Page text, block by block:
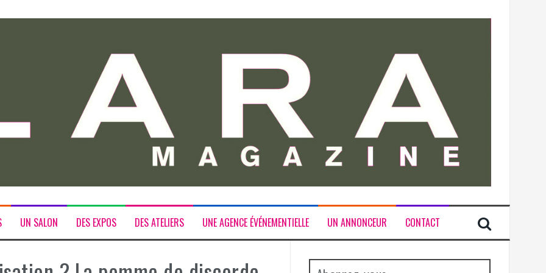
UN SALON DES EXPOS DES ATELIERS UNE AGENCE ÉVÉNEMENTIELLE UN ANNONCEUR CONTACT